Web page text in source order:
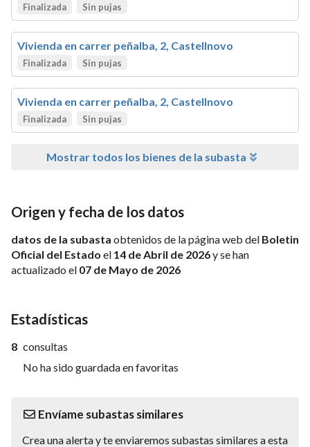
Finalizada Sin pujas
Vivienda en carrer peñalba, 2, Castellnovo
Finalizada Sin pujas
Vivienda en carrer peñalba, 2, Castellnovo
Finalizada Sin pujas
Mostrar todos los bienes de la subasta
Origen y fecha de los datos
datos de la subasta obtenidos de la página web del Boletin
Oficial del Estado el 14 de Abril de 2026y se han
actualizado el 07 de Mayo de 2026
Estadísticas
8 consultas
No ha sido guardada en favoritas
Envíame subastas similares
Crea una alerta y te enviaremos subastas similares a esta